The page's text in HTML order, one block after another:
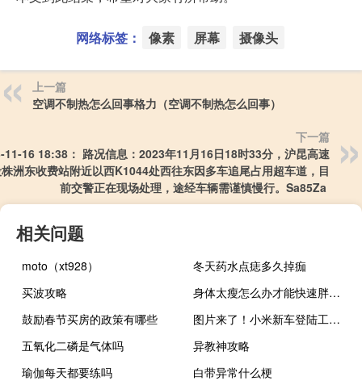
网络标签： 像素 屏幕 摄像头
上一篇
空调不制热怎么回事格力（空调不制热怎么回事）
下一篇
11-16 18:38： 路况信息：2023年11月16日18时33分，沪昆高速
洲东收费站附近以西K1044处西往东因多车追尾占用超车道，目
前交警正在现场处理，途经车辆需谨慎慢行。Sa85Za ​​​
相关问题
moto（xt928）
冬天药水点痣多久掉痂
买波攻略
身体太瘦怎么办才能快速胖起来（身体太瘦怎么办）
鼓励春节买房的政策有哪些
图片来了！小米新车登陆工信部申报目录 申报企业为北汽集团
五氧化二磷是气体吗
异教神攻略
瑜伽每天都要练吗
白带异常什么梗